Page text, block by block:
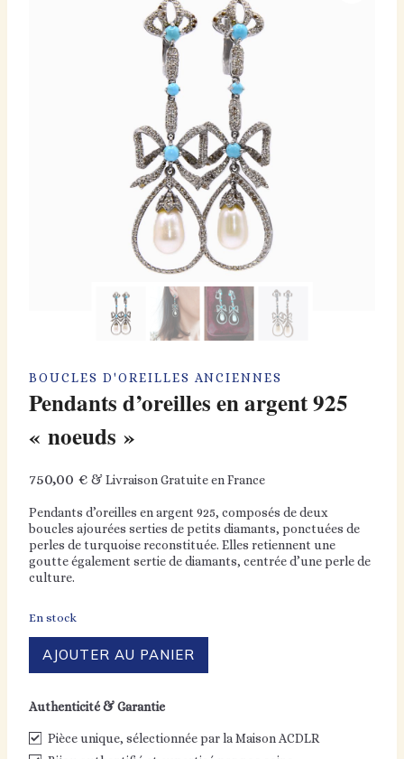
BOUCLES D'OREILLES ANCIENNES
Pendants d’oreilles en argent 925
« noeuds »
750,00 € & Livraison Gratuite en France
Pendants d’oreilles en argent 925, composés de deux
boucles ajourées serties de petits diamants, ponctuées de
perles de turquoise reconstituée. Elles retiennent une
goutte également sertie de diamants, centrée d’une perle de
culture.
En stock
Pendants
en
925
AJOUTER AU PANIER
Authenticité & Garantie
Pièce unique, sélectionnée par la Maison ACDLR